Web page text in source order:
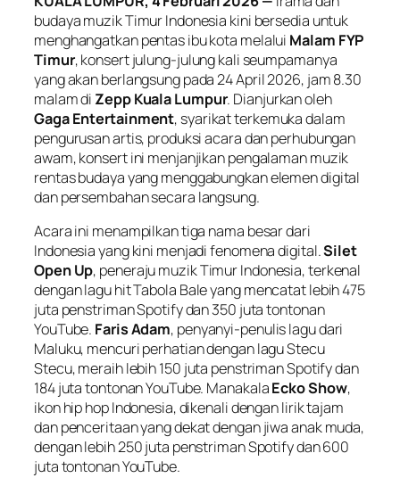
budaya muzik Timur Indonesia kini bersedia untuk
menghangatkan pentas ibu kota melalui Malam FYP
Timur, konsert julung-julung kali seumpamanya
yang akan berlangsung pada 24 April 2026, jam 8.30
malam di Zepp Kuala Lumpur. Dianjurkan oleh
Gaga Entertainment, syarikat terkemuka dalam
pengurusan artis, produksi acara dan perhubungan
awam, konsert ini menjanjikan pengalaman muzik
rentas budaya yang menggabungkan elemen digital
dan persembahan secara langsung.
Acara ini menampilkan tiga nama besar dari
Indonesia yang kini menjadi fenomena digital.Silet
Open Up, peneraju muzik Timur Indonesia, terkenal
dengan lagu hitTabola Baleyang mencatat lebih 475
juta penstriman Spotify dan 350 juta tontonan
YouTube. Faris Adam, penyanyi-penulis lagu dari
Maluku, mencuri perhatian dengan laguStecu
Stecu, meraih lebih 150 juta penstriman Spotify dan
184 juta tontonan YouTube. ManakalaEcko Show,
ikon hip hop Indonesia, dikenali dengan lirik tajam
dan penceritaan yang dekat dengan jiwa anak muda,
dengan lebih 250 juta penstriman Spotify dan 600
juta tontonan YouTube.